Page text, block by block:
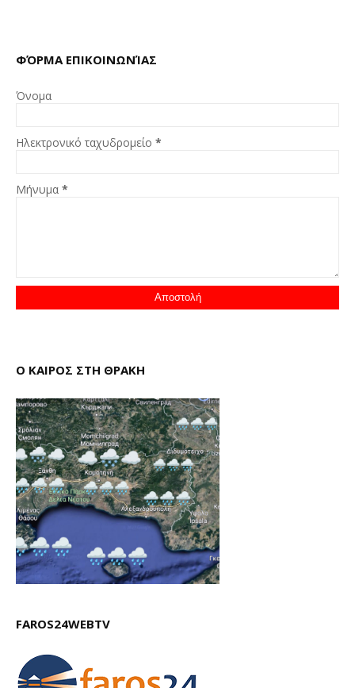
ΦΌΡΜΑ ΕΠΙΚΟΙΝΩΝΊΑΣ
Όνομα
Ηλεκτρονικό ταχυδρομείο *
Μήνυμα *
Ο ΚΑΙΡΟΣ ΣΤΗ ΘΡΑΚΗ
FAROS24WEBTV